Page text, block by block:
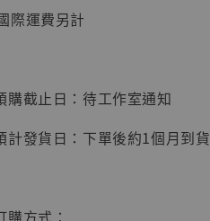
可動蒐藏人偶 讓子
際運費另計
購截止日：待工作室通知
計發貨日：下單後約1個月到貨
購方式：